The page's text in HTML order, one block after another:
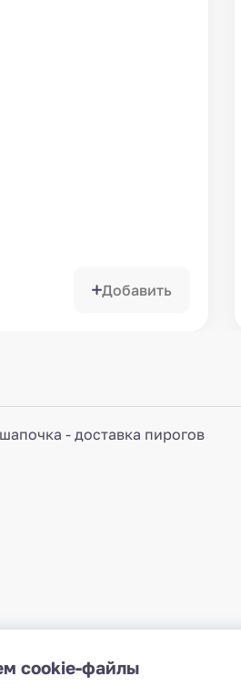
Добавить
- доставка пирогов
cookie-файлы